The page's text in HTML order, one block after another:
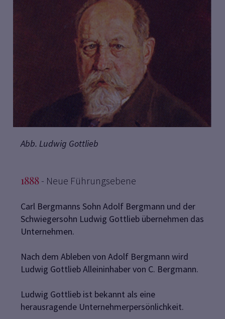
Abb. Ludwig Gottlieb
1888 - Neue Führungsebene
Carl Bergmanns Sohn Adolf Bergmann und der
Schwiegersohn Ludwig Gottlieb übernehmen das
Unternehmen.
Nach dem Ableben von Adolf Bergmann wird
Ludwig Gottlieb Alleininhaber von C. Bergmann.
Ludwig Gottlieb ist bekannt als eine
herausragende Unternehmerpersönlichkeit.